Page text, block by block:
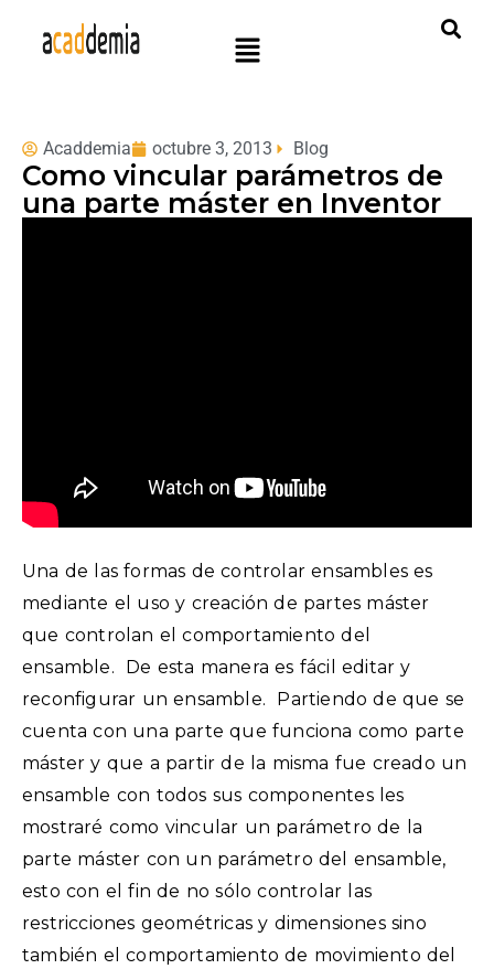
Acaddemia octubre 3, 2013 Blog
Como vincular parámetros de
una parte máster en Inventor
Una de las formas de controlar ensambles es
mediante el uso y creación de partes máster
que controlan el comportamiento del
ensamble. De esta manera es fácil editar y
reconfigurar un ensamble. Partiendo de que se
cuenta con una parte que funciona como parte
máster y que a partir de la misma fue creado un
ensamble con todos sus componentes les
mostraré como vincular un parámetro de la
parte máster con un parámetro del ensamble,
esto con el fin de no sólo controlar las
restricciones geométricas y dimensiones sino
también el comportamiento de movimiento del